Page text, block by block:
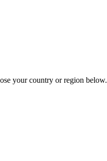
your country or region below.